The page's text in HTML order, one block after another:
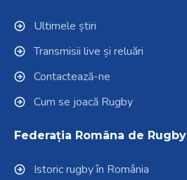
Ultimele știri
Transmisii live și reluări
Contactează-ne
Cum se joacă Rugby
Federația Româna de Rugby
Istoric rugby în România